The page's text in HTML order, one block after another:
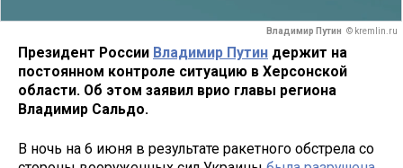
Владимир Путин © kremlin.ru
Президент России Владимир Путин держит на
постоянном контроле ситуацию в Херсонской
области. Об этом заявил врио главы региона
Владимир Сальдо.
В ночь на 6 июня в результате ракетного обстрела со